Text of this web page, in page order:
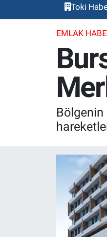
Toki
EMLAK
Bölgenin